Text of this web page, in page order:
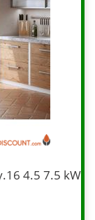
4.5 7.5 kW